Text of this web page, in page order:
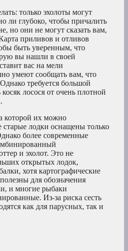
только эхолоты могут
ли глубоко, чтобы причалить
но они не могут сказать вам,
приливов и отливов
быть уверенным, что
вы нашли в своей
вас на мели
умеют сообщать вам, что
требуется большой
лосося от очень плотной
которой их можно
старые лодки оснащены только
более современные
и эхолот. Это не
открытых лодок,
хотя картографические
для обозначения
и многие рыбаки
Из-за риска сесть
как для парусных, так и